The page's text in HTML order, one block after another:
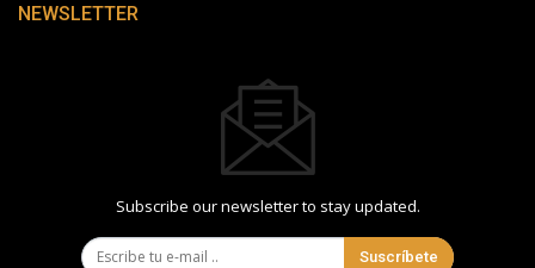
NEWSLETTER
Subscribe our newsletter to stay updated.
Suscríbete